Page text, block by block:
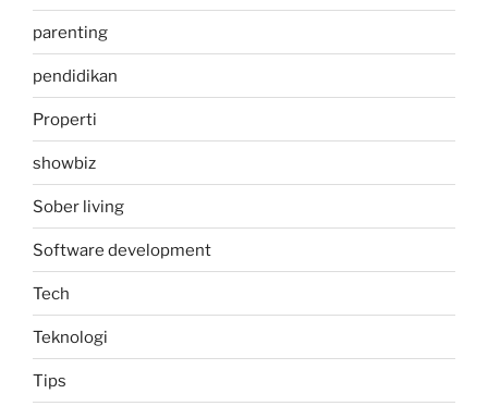
parenting
pendidikan
Properti
showbiz
Sober living
Software development
Tech
Teknologi
Tips